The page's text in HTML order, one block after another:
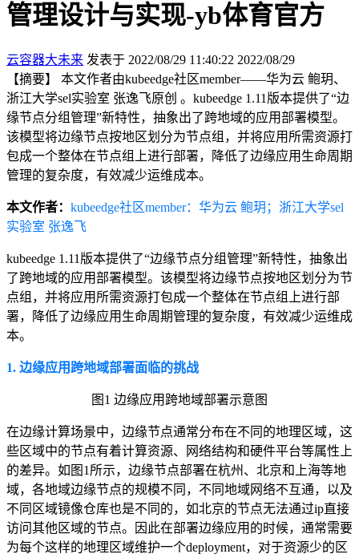
管理设计与实现-yb体育官方
云容器大未来 发表于 2022/08/29 11:40:22 2022/08/29
【摘要】 本文作者由kubeedge社区member——华为云 鲍玥、
浙江大学sel实验室 张逸飞原创 。kubeedge 1.11版本提供了“边
缘节点分组管理”新特性，抽象出了跨地域的应用部署模型。
该模型将边缘节点按地区划分为节点组，并将应用所需资源打
包成一个整体在节点组上进行部署，降低了边缘应用生命周期
管理的复杂度，有效减少运维成本。
本文作者： kubeedge社区member：华为云 鲍玥；浙江大学sel
实验室 张逸飞
kubeedge 1.11版本提供了“边缘节点分组管理”新特性，抽象出
了跨地域的应用部署模型。该模型将边缘节点按地区划分为节
点组，并将应用所需资源打包成一个整体在节点组上进行部
署，降低了边缘应用生命周期管理的复杂度，有效减少运维成
本。
1. 边缘应用跨地域部署面临的挑战
图 1 边缘应用跨地域部署示意图
在边缘计算场景中，边缘节点通常分布在不同的地理区域，这
些区域中的节点有着计算资源、网络结构和硬件平台等属性上
的差异。如图1所示，边缘节点部署在杭州、北京和上海等地
域，各地域边缘节点的规模不同，不同地域网络不互通，以及
不同区域镜像仓库也是不同的，如北京的节点无法通过ip直接
访问其他区域的节点。因此在部署边缘应用的时候，通常需要
为每个这样的地理区域维护一个deployment，对于资源少的区